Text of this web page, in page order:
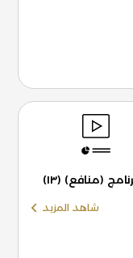
(منافع) (١٣)
شاهد المزيد